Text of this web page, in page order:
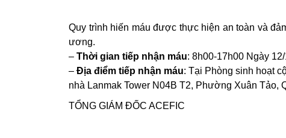
Quy trình hiến máu được thực hiện an toàn và
ương.
– Thời gian tiếp nhận máu: 8h00-17h00 Ngày
– Địa điểm tiếp nhận máu: Tại Phòng sinh hoạt
nhà Lanmak Tower N04B T2, Phường Xuân Tảo,
TỔNG GIÁM ĐỐC ACEFIC